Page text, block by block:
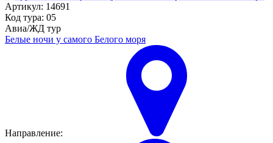
Артикул: 14691
Код тура: 05
Авиа/ЖД тур
Белые ночи у самого Белого моря
Направление: